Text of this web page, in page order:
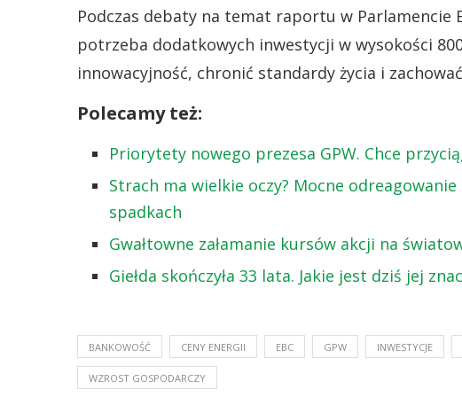
Podczas debaty na temat raportu w Parlamencie
potrzeba dodatkowych inwestycji w wysokości
innowacyjność, chronić standardy życia i
Polecamy też:
Priorytety nowego prezesa GPW. Chce
Strach ma wielkie oczy? Mocne
spadkach
Gwałtowne załamanie kursów akcji na
Giełda skończyła 33 lata. Jakie jest dziś jej
BANKOWOŚĆ CENY ENERGII EBC GPW INWESTYCJE
WZROST GOSPODARCZY